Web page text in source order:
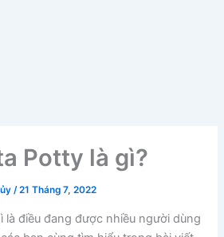
Potty là gì?
/21 Tháng 7, 2022
là điều đang được nhiều người dùng